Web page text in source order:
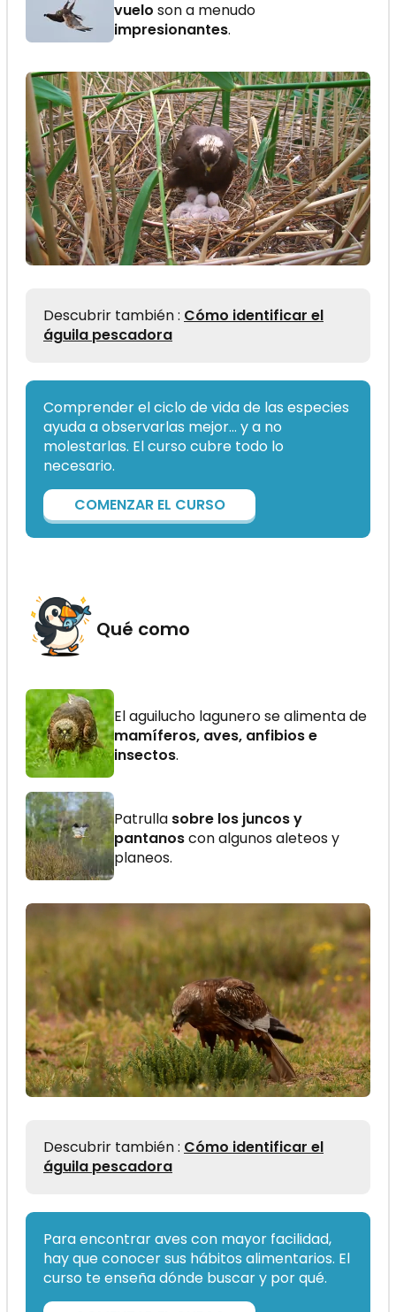
vuelo son a menudo
impresionantes.
Descubrir también : Cómo identificar el
águila pescadora
Comprender el ciclo de vida de las especies
ayuda a observarlas mejor… y a no
molestarlas. El curso cubre todo lo
necesario.
COMENZAR EL CURSO
Qué como
El aguilucho lagunero se alimenta de
mamíferos, aves, anfibios e
insectos.
Patrulla sobre los juncos y
pantanoscon algunos aleteos y
planeos.
Descubrir también : Cómo identificar el
águila pescadora
Para encontrar aves con mayor facilidad,
hay que conocer sus hábitos alimentarios. El
curso te enseña dónde buscar y por qué.